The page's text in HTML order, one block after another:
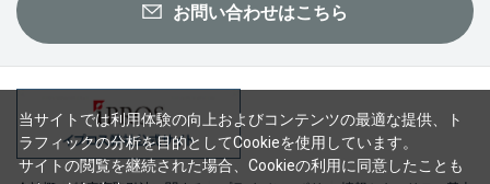
お問い合わせはこちら
当サイトでは利用体験の向上およびコンテンツの最適な提供、ト
ラフィックの分析を目的としてCookieを使用しています。
サイトの閲覧を継続された場合、Cookieの利用に同意したことも